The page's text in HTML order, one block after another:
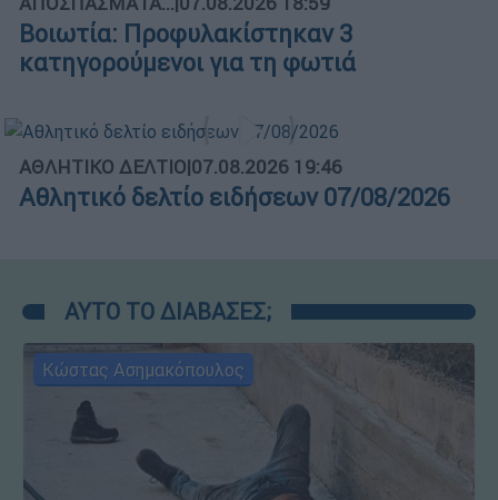
Βοιωτία: Προφυλακίστηκαν 3
κατηγορούμενοι για τη φωτιά
ΑΘΛΗΤΙΚΟ ΔΕΛΤΙΟ|07.08.2026 19:46
Αθλητικό δελτίο ειδήσεων 07/08/2026
ΑΥΤΟ ΤΟ ΔΙΑΒΑΣΕΣ;
Κώστας Ασημακόπουλος